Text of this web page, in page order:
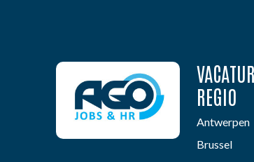
REGIO
Antwerpen
Brussel